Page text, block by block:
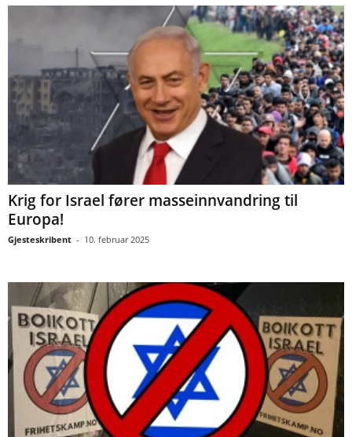
Krig for Israel fører masseinnvandring til
Europa!
Gjesteskribent - 10. februar 2025